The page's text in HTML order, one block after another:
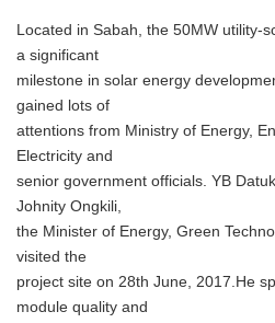
Located in Sabah, the 50MW utility-
a significant
milestone in solar energy
gained lots of
attentions from Ministry of Energy,
Electricity and
senior government officials. YB
Johnity Ongkili,
the Minister of Energy, Green
visited the
project site on 28th June, 2017.He
module quality and